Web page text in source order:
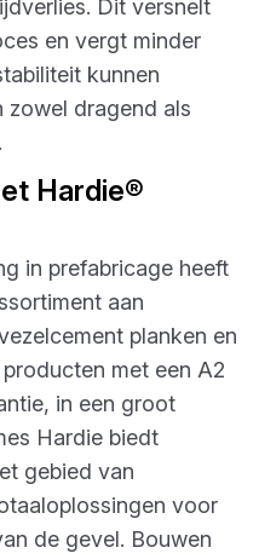
Dit versnelt
en vergt minder
kunnen
zowel dragend als
Hardie®
in prefabricage heeft
aan
planken en
met een A2
in een groot
Hardie biedt
gebied van
voor
de gevel. Bouwen